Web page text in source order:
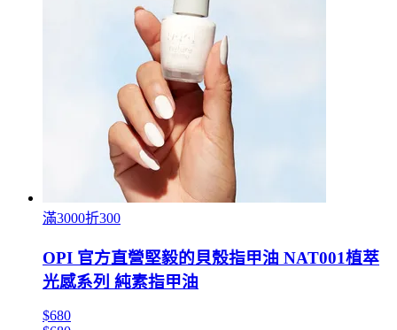
滿3000折300
OPI 官方直營堅毅的貝殼指甲油 NAT001植萃
光感系列 純素指甲油
$680